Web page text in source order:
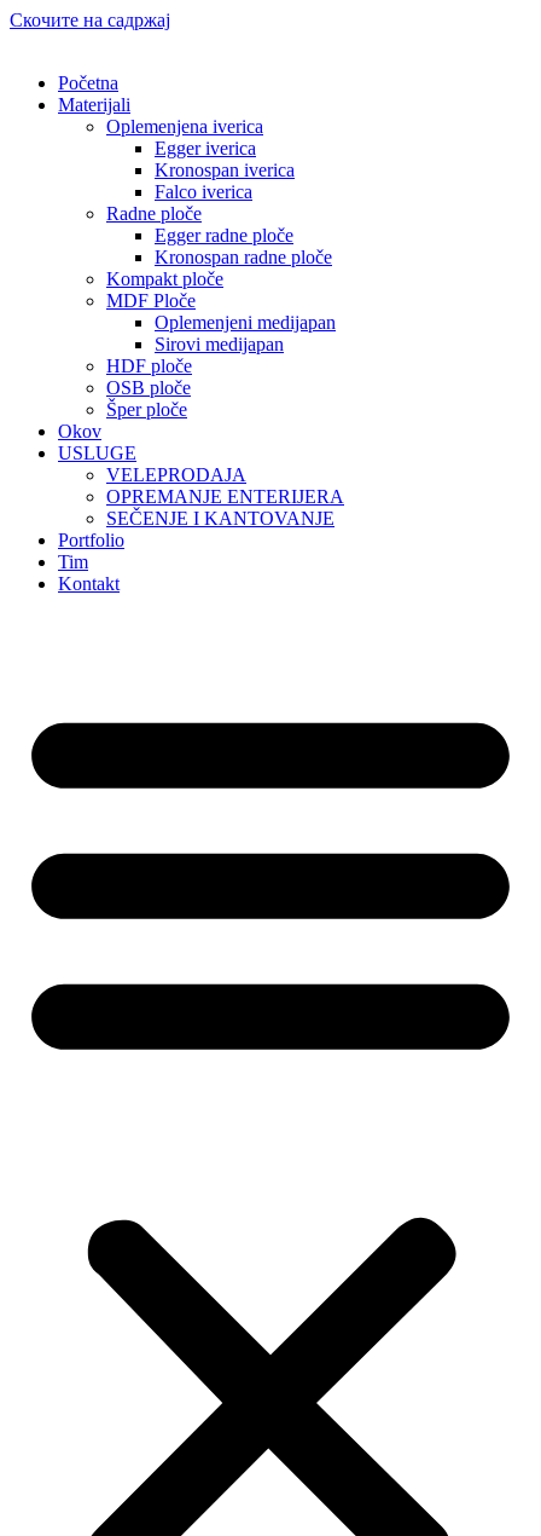
Скочите на садржај
Početna
Materijali
Oplemenjena iverica
Egger iverica
Kronospan iverica
Falco iverica
Radne ploče
Egger radne ploče
Kronospan radne ploče
Kompakt ploče
MDF Ploče
Oplemenjeni medijapan
Sirovi medijapan
HDF ploče
OSB ploče
Šper ploče
Okov
USLUGE
VELEPRODAJA
OPREMANJE ENTERIJERA
SEČENJE I KANTOVANJE
Portfolio
Tim
Kontakt